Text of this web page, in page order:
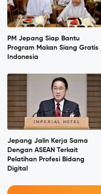
PM Jepang Siap Bantu
Program Makan Siang Gratis
Indonesia
Jepang Jalin Kerja Sama
Dengan ASEAN Terkait
Pelatihan Profesi Bidang
Digital